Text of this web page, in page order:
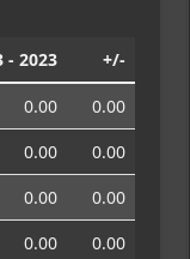
- 2023 +/-
0.00
0.00
0.00
0.00
0.00
0.00
0.00
0.00